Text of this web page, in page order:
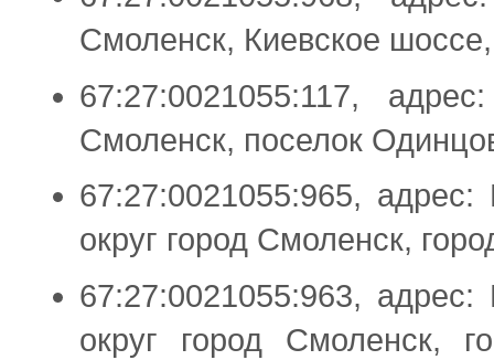
Смоленск, Киевское
67:27:0021055:117,
Смоленск, поселок
67:27:0021055:965,
округ город Смоленск,
67:27:0021055:963,
округ город Смоленск,